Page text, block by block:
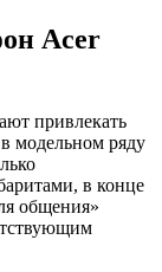
Acer
привлекать
модельном ряду
в конце
общения»